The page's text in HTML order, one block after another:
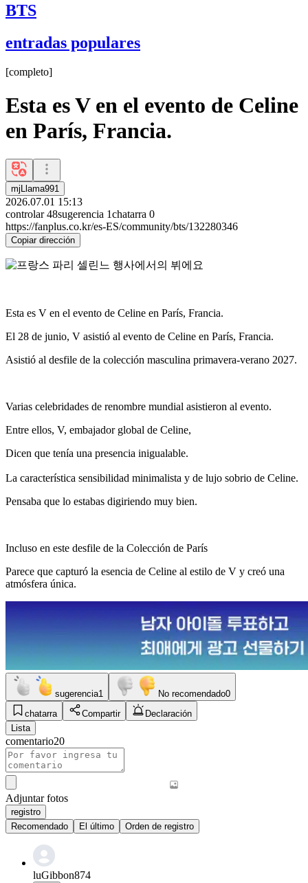
BTS
entradas populares
[completo]
Esta es V en el evento de Celine
en París, Francia.
mjLlama991
2026.07.01 15:13
controlar 48sugerencia 1chatarra 0
https://fanplus.co.kr/es-ES/community/bts/132280346
Copiar dirección
Esta es V en el evento de Celine en París, Francia.
El 28 de junio, V asistió al evento de Celine en París, Francia.
Asistió al desfile de la colección masculina primavera-verano 2027.
Varias celebridades de renombre mundial asistieron al evento.
Entre ellos, V, embajador global de Celine,
Dicen que tenía una presencia inigualable.
La característica sensibilidad minimalista y de lujo sobrio de Celine.
Pensaba que lo estabas digiriendo muy bien.
Incluso en este desfile de la Colección de París
Parece que capturó la esencia de Celine al estilo de V y creó una
atmósfera única.
sugerencia1 No recomendado0
chatarra
Compartir
Declaración
Lista
comentario20
Adjuntar fotos
registro
Recomendado
El último Orden de registro
luGibbon874